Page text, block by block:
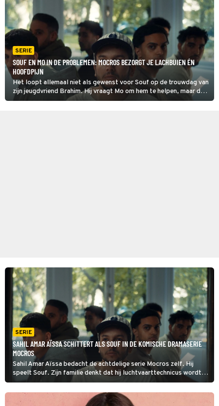
SERIE
SOUF EN MO IN DE PROBLEMEN: MOCROS BEZORGT JE LACHBUIEN ÉN
HOOFDPIJN
Het loopt allemaal niet als gewenst voor Souf op de trouwdag van
zijn jeugdvriend Brahim. Hij vraagt Mo om hem te helpen, maar dat
was niet zijn beste ingeving. Vanaf dat moment loopt alles in het
SERIE
SAHIL AMAR AÏSSA SCHITTERT ALS SOUF IN DE KOMISCHE DRAMASERIE
MOCROS
Sahil Amar Aïssa bedacht de achtdelige serie Mocros zelf. Hij
speelt Souf. Zijn familie denkt dat hij luchtvaarttechnicus wordt,
maar ondertussen zet hij alles op alles om door te breken als
filmacteur.